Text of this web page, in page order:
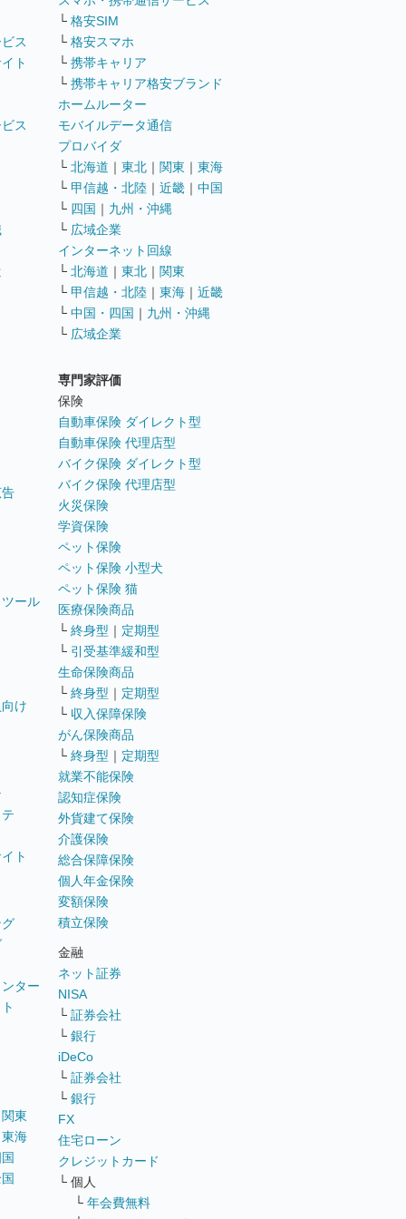
ス
ト
ス
ール
け
ト
ター
関東
東海
└ 格安SIM
└ 格安スマホ
└ 携帯キャリア
└ 携帯キャリア格安ブランド
ホームルーター
モバイルデータ通信
プロバイダ
└ 北海道 ｜ 東北 ｜ 関東 ｜ 東海
└ 甲信越・北陸 ｜ 近畿 ｜ 中国
└ 四国 ｜ 九州・沖縄
└ 広域企業
インターネット回線
└ 北海道 ｜ 東北 ｜ 関東
└ 甲信越・北陸 ｜ 東海 ｜ 近畿
└ 中国・四国 ｜ 九州・沖縄
└ 広域企業
専門家評価
保険
自動車保険 ダイレクト型
自動車保険 代理店型
バイク保険 ダイレクト型
バイク保険 代理店型
火災保険
学資保険
ペット保険
ペット保険 小型犬
ペット保険 猫
医療保険商品
└ 終身型 ｜ 定期型
└ 引受基準緩和型
生命保険商品
└ 終身型 ｜ 定期型
└ 収入保障保険
がん保険商品
└ 終身型 ｜ 定期型
就業不能保険
認知症保険
外貨建て保険
介護保険
総合保障保険
個人年金保険
変額保険
積立保険
金融
ネット証券
NISA
└ 証券会社
└ 銀行
iDeCo
└ 証券会社
└ 銀行
FX
住宅ローン
クレジットカード
└ 個人
└ 年会費無料